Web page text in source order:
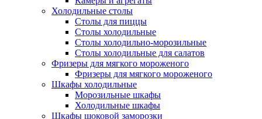
Холодильные столы
Столы для пиццы
Столы холодильные
Столы холодильно-морозильные
Столы холодильные для салатов
Фризеры для мягкого мороженого
Фризеры для мягкого мороженого
Шкафы холодильные
Mорозильные шкафы
Холодильные шкафы
Шкафы шоковой заморозки